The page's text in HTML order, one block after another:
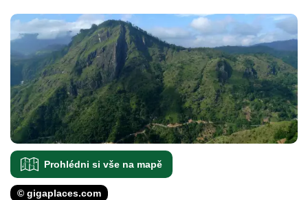
Prohlédni si vše na mapě
© gigaplaces.com